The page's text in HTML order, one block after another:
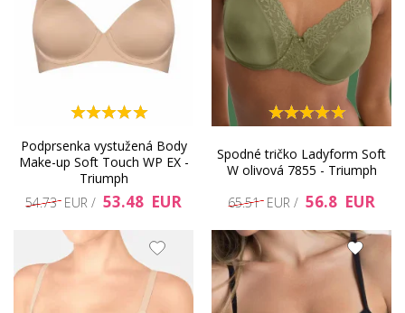
Podprsenka vystužená Body
Make-up Soft Touch WP EX -
Triumph
54.73 EUR / 53.48 EUR
Spodné tričko Ladyform Soft
W olivová 7855 - Triumph
65.51 EUR / 56.8 EUR